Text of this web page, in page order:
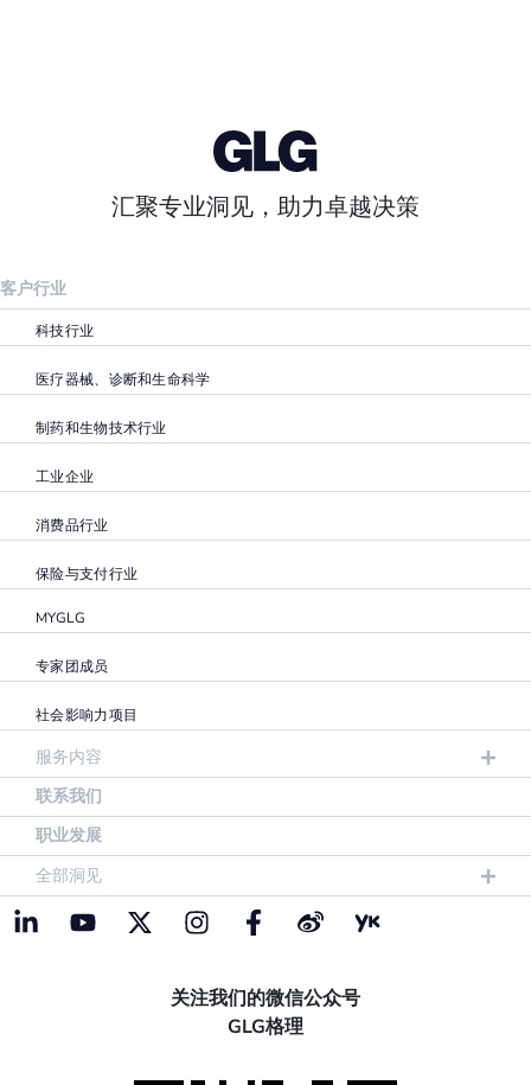
汇聚专业洞见，助力卓越决策
客户行业
科技行业
医疗器械、诊断和生命科学
制药和生物技术行业
工业企业
消费品行业
保险与支付行业
MYGLG
专家团成员
社会影响力项目
服务内容
联系我们
职业发展
全部洞见
关注我们的微信公众号
GLG格理